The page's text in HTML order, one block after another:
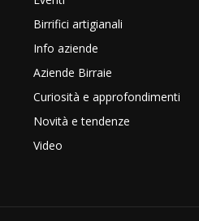
Birrifici artigianali
Info aziende
Aziende Birraie
Curiosità e approfondimenti
Novità e tendenze
Video